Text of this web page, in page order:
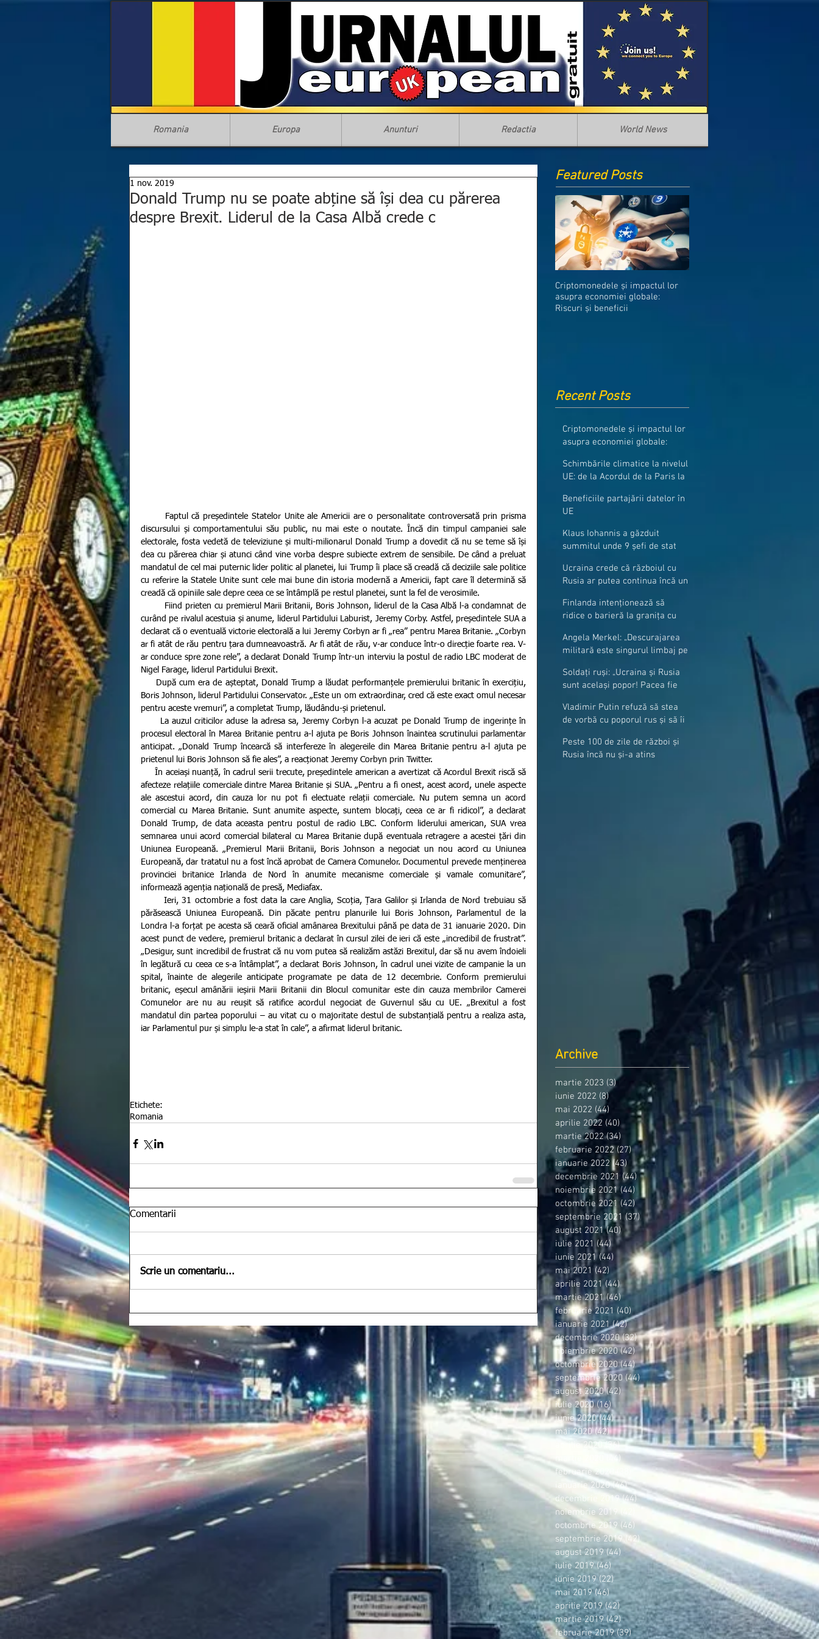
Romania Europa Anunturi Redactia World News
Donald Trump nu se poate abține să își dea cu părerea
despre Brexit. Liderul de la Casa Albă crede c
1 nov. 2019
discursului și comportamentului său public, nu mai este o noutate. Încă din timpul campaniei sale
electorale, fosta vedetă de televiziune și multi-milionarul Donald Trump a dovedit că nu se teme să își
dea cu părerea chiar și atunci când vine vorba despre subiecte extrem de sensibile. De când a preluat
mandatul de cel mai puternic lider politic al planetei, lui Trump îi place să creadă că deciziile sale politice
cu referire la Statele Unite sunt cele mai bune din istoria modernă a Americii, fapt care îl determină să
creadă că opiniile sale depre ceea ce se întâmplă pe restul planetei, sunt la fel de verosimile.
curând pe rivalul acestuia și anume, liderul Partidului Laburist, Jeremy Corby. Astfel, președintele SUA a
declarat că o eventuală victorie electorală a lui Jeremy Corbyn ar fi „rea” pentru Marea Britanie. „Corbyn
ar fi atât de rău pentru țara dumneavoastră. Ar fi atât de rău, v-ar conduce într-o direcție foarte rea. V-
ar conduce spre zone rele”, a declarat Donald Trump într-un interviu la postul de radio LBC moderat de
Nigel Farage, liderul Partidului Brexit.
Boris Johnson, liderul Partidului Conservator. „Este un om extraordinar, cred că este exact omul necesar
pentru aceste vremuri”, a completat Trump, lăudându-și prietenul.
procesul electoral în Marea Britanie pentru a-l ajuta pe Boris Johnson înaintea scrutinului parlamentar
anticipat. „Donald Trump încearcă să interfereze în alegereile din Marea Britanie pentru a-l ajuta pe
prietenul lui Boris Johnson să fie ales”, a reacționat Jeremy Corbyn prin Twitter.
afecteze relațiile comerciale dintre Marea Britanie și SUA. „Pentru a fi onest, acest acord, unele aspecte
ale ascestui acord, din cauza lor nu pot fi electuate relații comerciale. Nu putem semna un acord
comercial cu Marea Britanie. Sunt anumite aspecte, suntem blocați, ceea ce ar fi ridicol”, a declarat
Donald Trump, de data aceasta pentru postul de radio LBC. Conform liderului american, SUA vrea
semnarea unui acord comercial bilateral cu Marea Britanie după eventuala retragere a acestei țări din
Uniunea Europeană. „Premierul Marii Britanii, Boris Johnson a negociat un nou acord cu Uniunea
Europeană, dar tratatul nu a fost încă aprobat de Camera Comunelor. Documentul prevede menținerea
provinciei britanice Irlanda de Nord în anumite mecanisme comerciale și vamale comunitare”,
informează agenția națională de presă, Mediafax.
părăsească Uniunea Europeană. Din păcate pentru planurile lui Boris Johnson, Parlamentul de la
Londra l-a forțat pe acesta să ceară oficial amânarea Brexitului până pe data de 31 ianuarie 2020. Din
acest punct de vedere, premierul britanic a declarat în cursul zilei de ieri că este „incredibil de frustrat”.
„Desigur, sunt incredibil de frustrat că nu vom putea să realizăm astăzi Brexitul, dar să nu avem îndoieli
în legătură cu ceea ce s-a întâmplat”, a declarat Boris Johnson, în cadrul unei vizite de campanie la un
spital, înainte de alegerile anticipate programate pe data de 12 decembrie. Conform premierului
britanic, eșecul amânării ieșirii Marii Britanii din Blocul comunitar este din cauza membrilor Camerei
Comunelor are nu au reușit să ratifice acordul negociat de Guvernul său cu UE. „Brexitul a fost
mandatul din partea poporului – au vitat cu o majoritate destul de substanțială pentru a realiza asta,
iar Parlamentul pur și simplu le-a stat în cale”, a afirmat liderul britanic.
Etichete:
Romania
Comentarii
Scrie un comentariu...
Featured Posts
Criptomonedele și impactul lor
asupra economiei globale:
Riscuri și beneficii
Recent Posts
Criptomonedele și impactul lor
asupra economiei globale:
Schimbările climatice la nivelul
UE: de la Acordul de la Paris la
Beneficiile partajării datelor în
UE
Klaus Iohannis a găzduit
summitul unde 9 șefi de stat
granițe
Ucraina crede că războiul cu
Rusia ar putea continua încă un
Finlanda intenționează să
ridice o barieră la granița cu
Angela Merkel: „Descurajarea
militară este singurul limbaj pe
Soldați ruși: „Ucraina și Rusia
sunt același popor! Pacea fie
Vladimir Putin refuză să stea
de vorbă cu poporul rus și să îi
Peste 100 de zile de război și
Rusia încă nu și-a atins
Archive
martie 2023 (3)3 postări
iunie 2022 (8)8 postări
mai 2022 (44) 44 postări
aprilie 2022 (40)40 postări
martie 2022 (34) 34 postări
februarie 2022 (27)27 postări
ianuarie 2022 (43) 43 postări
decembrie 2021 (44)44 postări
noiembrie 2021 (44) 44 postări
octombrie 2021 (42)42 postări
septembrie 2021 (37)37 postări
august 2021 (40)40 postări
iulie 2021 (44)44 postări
iunie 2021 (44) 44 postări
mai 2021 (42) 42 postări
aprilie 2021 (44)44 postări
martie 2021 (46)46 postări
februarie 2021 (40)40 postări
ianuarie 2021 (42)42 postări
decembrie 2020 (32)32 postări
noiembrie 2020 (42) 42 postări
octombrie 2020 (44)44 postări
septembrie 2020 (44)44 postări
august 2020 (42)42 postări
iulie 2020 (16)16 postări
iunie 2020 (44)44 postări
mai 2020 (42)42 postări
aprilie 2020 (36)36 postări
martie 2020
(44) 44 postări
februarie 2020
38 postări
ianuarie 2020 (46)46 postări
decembrie 2019 (44)44 postări
noiembrie 2019
42 postări
octombrie 2019 (46) 46 postări
septembrie 2019 (42)42 postări
august 2019 (44) 44 postări
iulie 2019 (46) 46 postări
iunie 2019 (22) 22 postări
mai 2019 (46)46 postări
aprilie 2019 (42)42 postări
martie 2019 (42)42 postări
februarie 2019 (39)39 postări